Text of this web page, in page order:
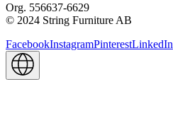
Org. 556637-6629
© 2024 String Furniture AB
FacebookInstagramPinterestLinkedIn